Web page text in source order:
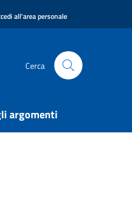
all'area personale
Cerca
argomenti